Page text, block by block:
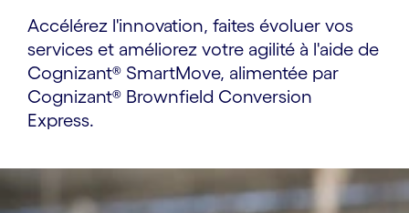
Accélérez l'innovation, faites évoluer vos
services et améliorez votre agilité à l'aide de
Cognizant® SmartMove, alimentée par
Cognizant® Brownfield Conversion
Express.